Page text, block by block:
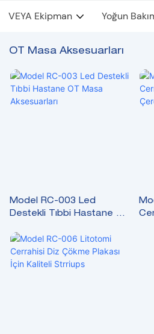
VEYA Ekipman Yoğun
OT Masa Aksesuarları
Model RC-003 Led
Destekli Tıbbi Hastane OT